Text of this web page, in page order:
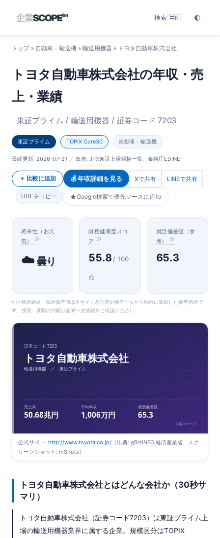
検索 ⌘K 🌓
トップ» 自動車・輸送機 » 輸送用機器 » トヨタ自動車株式会社
トヨタ自動車株式会社の年収・売
上・業績
東証プライム / 輸送用機器 / 証券コード 7203
東証プライム TOPIX Core30 自動車・輸送機
最終更新: 2026-07-21 ／ 出典: JPX東証上場銘柄一覧、金融庁EDINET
＋ 比較に追加 💰 年収詳細を見る Xで共有 LINEで共有
URLをコピー Google検索で優先ソースに追加
将来性（お天
気）
☁️曇り
財務健康度スコ
ア
55.8 / 100
点
就活偏差値（参
考）
65.3
※ 財務健康度・就活偏差値は本サイトが公開財務データから独自に算出した参考指標で
す。投資・就職の判断は必ず一次情報をご確認ください。
証券コード 7203
トヨタ自動車株式会社
輸送用機器 ／ 東証プライム
売上高
50.68兆円
平均年収
1,006万円
就活偏差値
65.3
企業スコープ
公式サイト: http://www.toyota.co.jp/ （出典: gBizINFO 経済産業省、スク
リーンショット: mShots）
トヨタ自動車株式会社とはどんな会社か（30秒サ
マリ）
トヨタ自動車株式会社（証券コード7203）は東証プライム上
場の輸送用機器業界に属する企業。規模区分はTOPIX